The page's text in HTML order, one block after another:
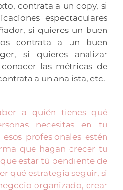
contrata a un copy, si
espectaculares
si quieres un buen
contrata a un buen
si quieres analizar
las métricas de
a un analista, etc.
a quién tienes qué
necesitas en tu
profesionales estén
que hagan crecer tu
estar tú pendiente de
qué estrategia seguir, si
organizado, crear